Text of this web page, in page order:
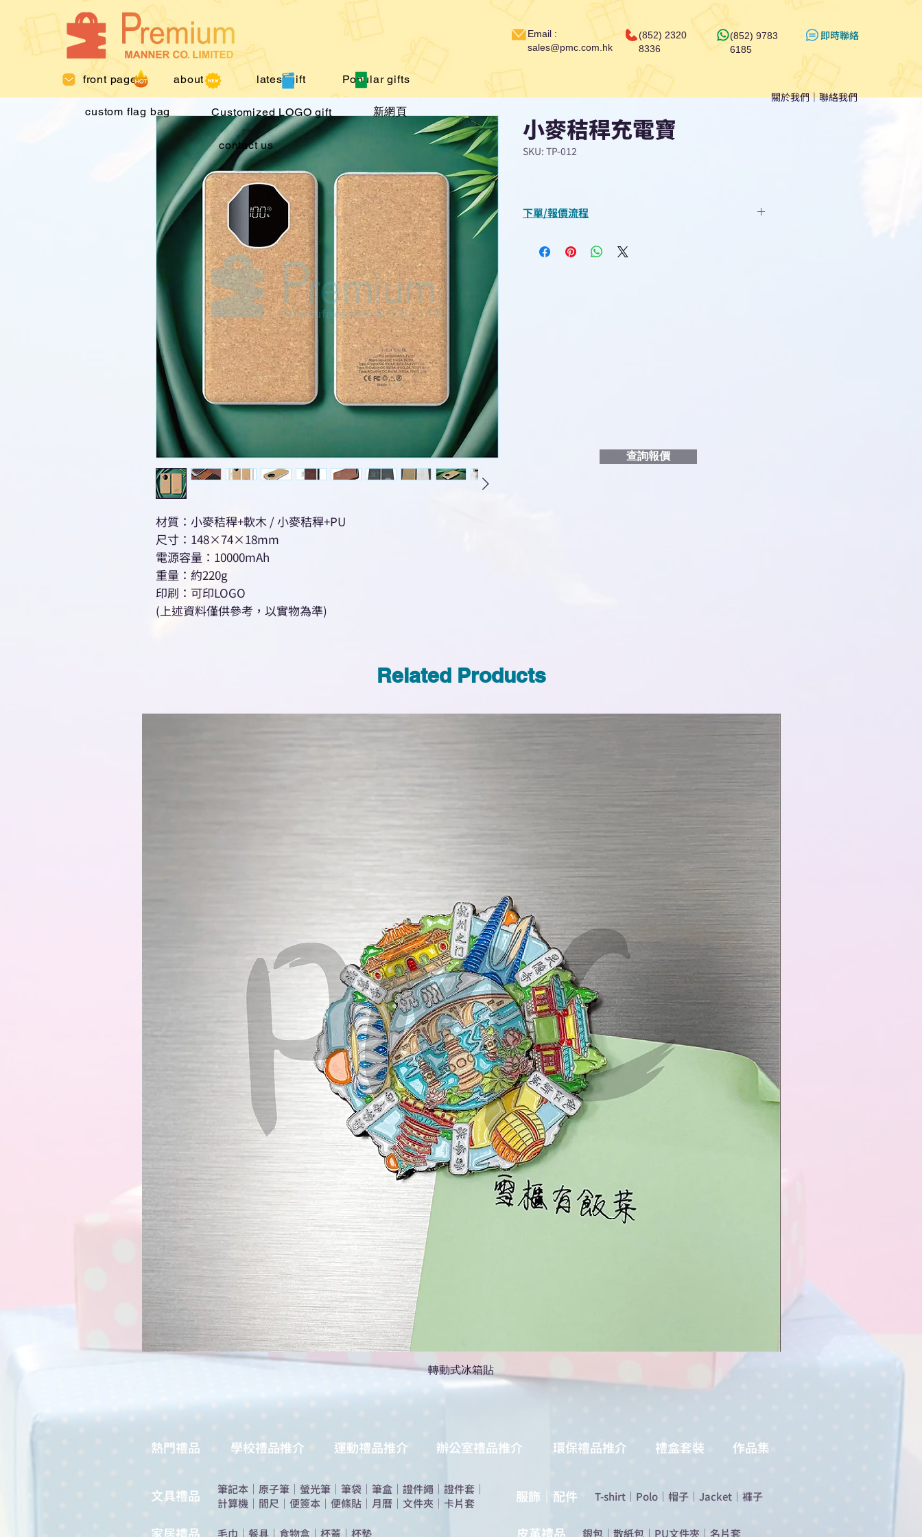
front page about us latest gift Popular gifts
custom flag bag Customized LOGO gift 新網頁
contact us
Email :
sales@pmc.com.hk
(852) 2320
8336
(852) 9783
6185
​即時聯絡
關於我們｜聯絡我們
材質：小麥秸稈+軟木 / 小麥秸稈+PU
尺寸：148×74×18mm
電源容量：10000mAh
重量：約220g
印刷：可印LOGO
(上述資料僅供參考，以實物為準)
小麥秸稈充電寶
SKU: TP-012
下單/報價流程
查詢或報價”
查詢報價
Related Products
轉動式冰箱貼
熱門禮品 學校禮品推介 運動禮品推介 辦公室禮品推介 環保禮品推介 禮盒套裝 作品集
​文具禮品 筆記本 ｜ 原子筆 ｜ 螢光筆 ｜ 筆袋 ｜ 筆盒 ｜ 證件繩 ｜ 證件套 ｜
計算機 ｜ 間尺 ｜ 便簽本 ｜ 便條貼 ｜ 月曆 ｜ 文件夾 ｜ 卡片套
​家居禮品 ​毛巾 ｜ 餐具 ｜ 食物盒 ｜ 杯蓋 ｜ 杯墊
服飾｜配件 T-shirt ｜ Polo ｜ 帽子 ｜ Jacket ｜ 褲子
​皮革禮品 ​銀包 ｜ 散紙包 ｜ PU文件夾 ｜ 名片套